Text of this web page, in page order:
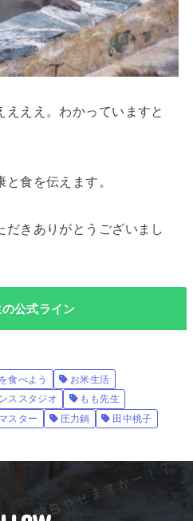
えええ。わかっていますと
食を伝えます。
だきありがとうございまし
公式ライン
食べよう
お米生活
ススタジオ
もも先生
スター 圧力鍋
田中桃子